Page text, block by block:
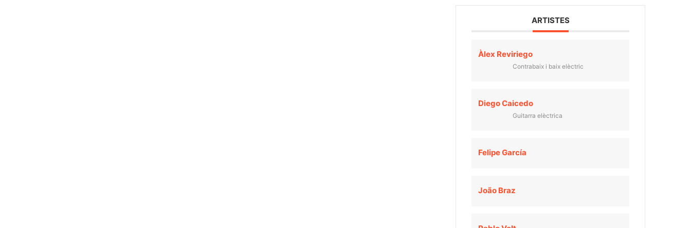
ARTISTES
Àlex Reviriego
Contrabaix i baix elèctric
Diego Caicedo
Guitarra elèctrica
Felipe García
João Braz